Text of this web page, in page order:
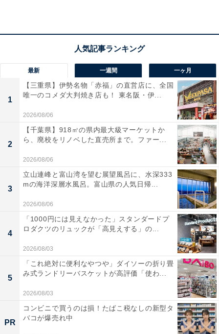
宿泊者からは「お部屋良し・料理は最高・24時間源泉か
け流しで肌がツヤツヤになって幸せすぎる」「お食事は
本当にお刺身が新鮮で、氷見牛もお米も美味しくて大満
足でした」という声があがっています。新鮮な海の幸を
心ゆくまで堪能したい人や、良質な元湯で癒やされたい
人におすすめの宿です。
あわせて読みたい
【富山県の人気ホテル】「船でしか行けない
秘境の一軒宿 大牧温泉」が選ばれる理由
最新 一週間 一ヶ月
1
【三重県】伊勢名物「赤福」の直営店に、全国
唯一のコメダ大判焼き店も！ 東名阪・伊...
2026/08/06
2
【千葉県】918㎡の県内最大級マーケットか
ら、廃校をリノベした直売所まで。ファー...
2026/08/06
3
立山連峰と富山湾を望む展望風呂に、水深333
mの海洋深層水風呂。富山県の人気日帰...
2026/08/06
4
「1000円には見えなかった」スタンダードプ
ロダクツのリュックが「高見えする」の...
2026/08/03
5
「これ絶対に便利なやつや」ダイソーの折り畳
み式ランドリーバスケットが高評価「使わ...
2026/08/03
PR
コンビニで買うのは損！たばこ税なしの新型タ
バコが爆売れ中